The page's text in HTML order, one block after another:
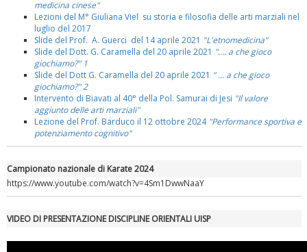
medicina cinese"
Lezioni del M° Giuliana Viel su storia e filosofia delle arti marziali nel
luglio del 2017
Slide del Prof. A. Guerci del 14 aprile 2021 "L'etnomedicina"
Slide del Dott. G. Caramella del 20 aprile 2021 ".... a che gioco
giochiamo?" 1
Slide del Dott G. Caramella del 20 aprile 2021 " ... a che gioco
giochiamo?" 2
Intervento di Biavati al 40° della Pol. Samurai di Jesi "Il valore
aggiunto delle arti marziali"
Lezione del Prof. Barduco il 12 ottobre 2024"Performance sportiva e
potenziamento cognitivo"
Campionato nazionale di Karate 2024
https://www.youtube.com/watch?v=4Sm1DwwNaaY
VIDEO DI PRESENTAZIONE DISCIPLINE ORIENTALI UISP